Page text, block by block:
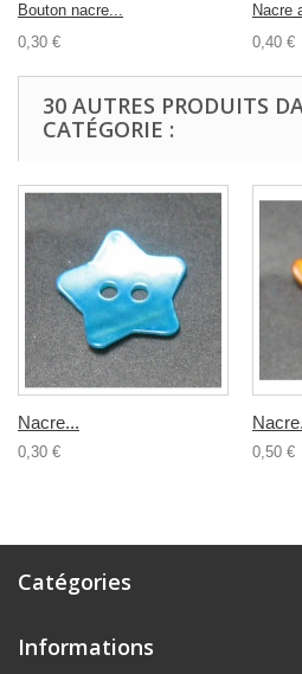
Bouton nacre...
0,30 €
Nacre
0,40 €
30 AUTRES PRODUITS
CATÉGORIE :
Nacre...
0,30 € 0,50 €
Catégories
Informations